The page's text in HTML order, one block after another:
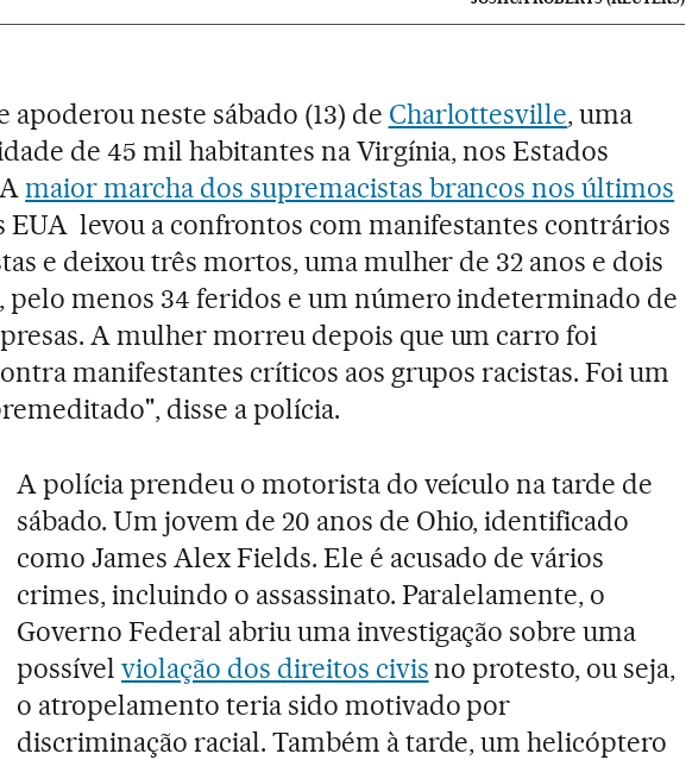
apoderou neste sábado (13) de Charlottesville, uma
de 45 mil habitantes na Virgínia, nos Estados
maior marcha dos supremacistas brancos nos últimos
EUA levou a confrontos com manifestantes contrários
e deixou três mortos, uma mulher de 32 anos e dois
pelo menos 34 feridos e um número indeterminado de
A mulher morreu depois que um carro foi
manifestantes críticos aos grupos racistas. Foi um
disse a polícia.
A polícia prendeu o motorista do veículo na tarde de
sábado. Um jovem de 20 anos de Ohio, identificado
como James Alex Fields. Ele é acusado de vários
crimes, incluindo o assassinato. Paralelamente, o
Governo Federal abriu uma investigação sobre uma
possível violação dos direitos civisno protesto, ou seja,
o atropelamento teria sido motivado por
discriminação racial. Também à tarde, um helicóptero